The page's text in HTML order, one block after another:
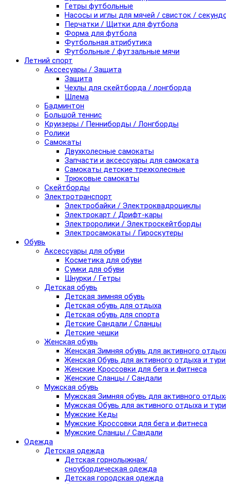
Гетры футбольные
Насосы и иглы для мячей / свисток /
Перчатки / Щитки для футбола
Форма для футбола
Футбольная атрибутика
Футбольные / футзальные мячи
Летний спорт
Акссесуары / Защита
Защита
Чехлы для скейтборда / лонгборда
Шлема
Бадминтон
Большой теннис
Круизеры / Пенниборды / Лонгборды
Ролики
Самокаты
Двухколесные самокаты
Запчасти и аксессуары для самоката
Самокаты детские трехколесные
Трюковые самокаты
Скейтборды
Электротранспорт
Электробайки / Электроквадроциклы
Электрокарт / Дрифт-кары
Электроролики / Электроскейтборды
Электросамокаты / Гироскутеры
Обувь
Аксессуары для обуви
Косметика для обуви
Сумки для обуви
Шнурки / Гетры
Детская обувь
Детская зимняя обувь
Детская обувь для отдыха
Детская обувь для спорта
Детские Сандали / Сланцы
Детские чешки
Женская обувь
Женская Зимняя обувь для активного
Женская Обувь для активного отдыха и
Женские Кроссовки для бега и фитнеса
Женские Сланцы / Сандали
Мужская обувь
Мужская Зимняя обувь для активного
Мужская Обувь для активного отдыха и
Мужские Кеды
Мужские Кроссовки для бега и фитнеса
Мужские Сланцы / Сандали
Одежда
Детская одежда
Детская горнолыжная/
сноубордическая одежда
Детская городская одежда